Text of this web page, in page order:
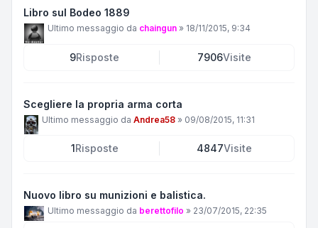
Libro sul Bodeo 1889
Ultimo messaggio da chaingun » 18/11/2015, 9:34
9Risposte 7906Visite
Scegliere la propria arma corta
Ultimo messaggio da Andrea58 » 09/08/2015, 11:31
1Risposte 4847Visite
Nuovo libro su munizioni e balistica.
Ultimo messaggio da berettofilo » 23/07/2015, 22:35